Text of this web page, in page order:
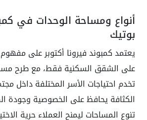
أنواع ومساحة الوحدات في
بوتيك
يعتمد كمبوند فيرونا أكتوبر على
على الشقق السكنية فقط، مع طرح
تخدم احتياجات الأسر المختلفة داخل
الكثافة يحافظ على الخصوصية وجودة
تنوع المساحات ليمنح العملاء حرية